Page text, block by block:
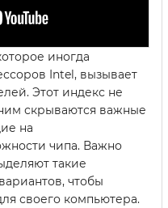
иногда
Intel, вызывает
Этот индекс не
скрываются важные
на
чипа. Важно
такие
чтобы
своего компьютера.